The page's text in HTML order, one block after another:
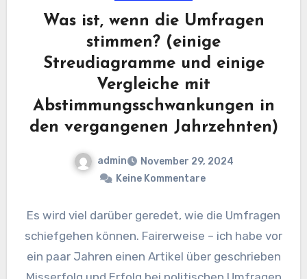
Was ist, wenn die Umfragen
stimmen? (einige
Streudiagramme und einige
Vergleiche mit
Abstimmungsschwankungen in
den vergangenen Jahrzehnten)
admin
November 29, 2024
Keine Kommentare
Es wird viel darüber geredet, wie die Umfragen
schiefgehen können. Fairerweise – ich habe vor
ein paar Jahren einen Artikel über geschrieben